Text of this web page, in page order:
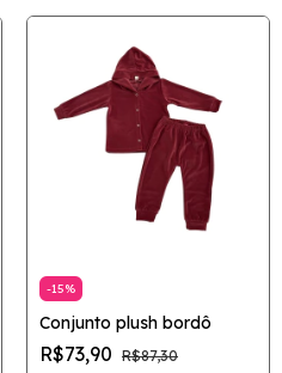
-15%
Conjunto plush bordô
R$73,90 R$87,30